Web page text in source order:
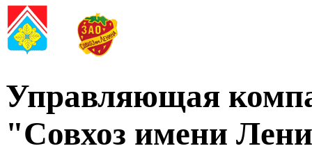
Управляющая
"Совхоз имени